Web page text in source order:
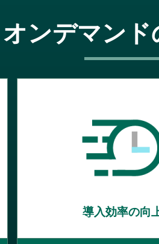
ンデマン
導入効率の向